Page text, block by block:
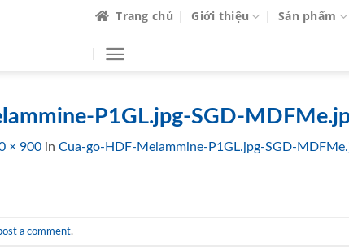
Trang chủ Giới thiệu Sản phẩm
P1GL.jpg-SGD-
× 900 in Cua-go-HDF-Melammine-P1GL.jpg-SGD-
a comment.